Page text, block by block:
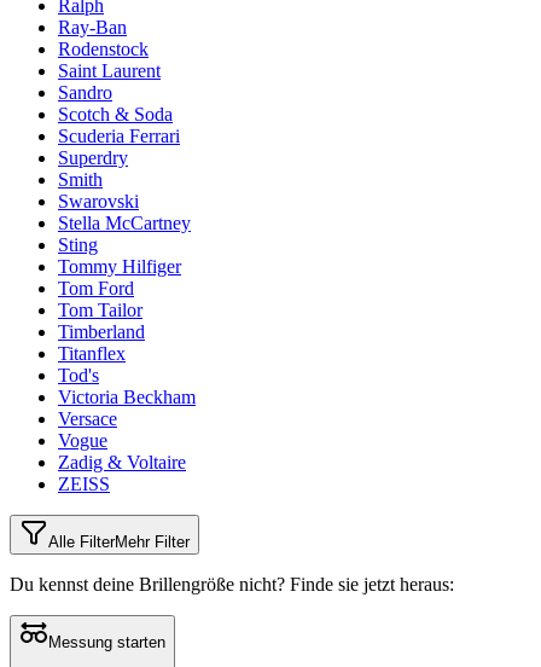
Ralph
Ray-Ban
Rodenstock
Saint Laurent
Sandro
Scotch & Soda
Scuderia Ferrari
Superdry
Smith
Swarovski
Stella McCartney
Sting
Tommy Hilfiger
Tom Ford
Tom Tailor
Timberland
Titanflex
Tod's
Victoria Beckham
Versace
Vogue
Zadig & Voltaire
ZEISS
Alle FilterMehr Filter
Du kennst deine Brillengröße nicht? Finde sie jetzt heraus:
Messung starten